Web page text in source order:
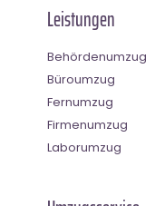
Leistungen
Behördenumzug
Büroumzug
Fernumzug
Firmenumzug
Laborumzug